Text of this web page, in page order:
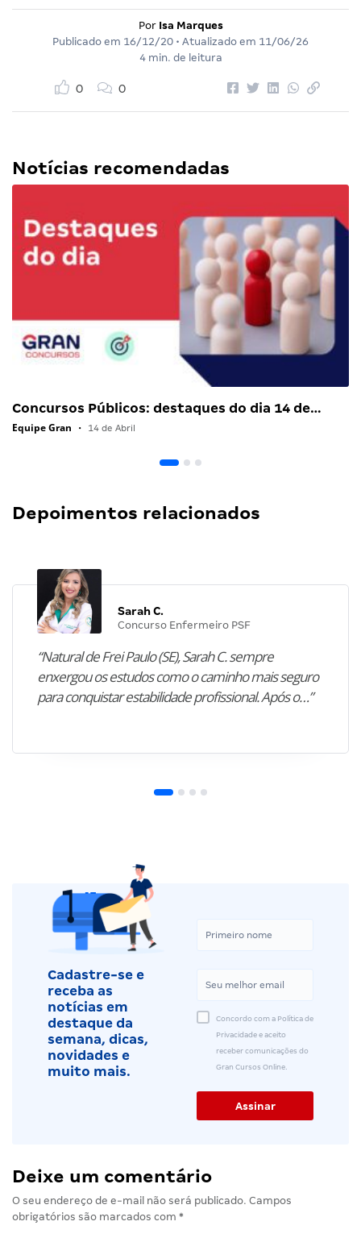
Por Isa Marques
Publicado em 16/12/20 • Atualizado em 11/06/26
4 min. de leitura
0 0
Notícias recomendadas
Concursos Públicos: destaques do dia 14 de…
Equipe Gran • 14 de Abril
Depoimentos relacionados
Sarah C.
Concurso Enfermeiro PSF
“Natural de Frei Paulo (SE), Sarah C. sempre
enxergou os estudos como o caminho mais seguro
para conquistar estabilidade profissional. Após o…”
Cadastre-se e
receba as
notícias em
destaque da
semana, dicas,
novidades e
muito mais.
Concordo com a Política de
Privacidade e aceito
receber comunicações do
Gran Cursos Online.
Deixe um comentário
O seu endereço de e-mail não será publicado. Campos
obrigatórios são marcados com *